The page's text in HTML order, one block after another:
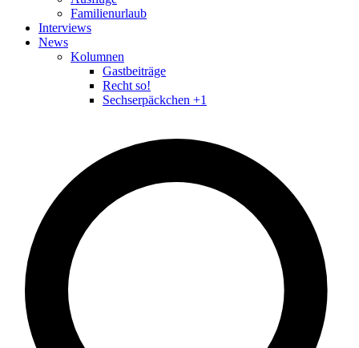
Familienurlaub
Interviews
News
Kolumnen
Gastbeiträge
Recht so!
Sechserpäckchen +1